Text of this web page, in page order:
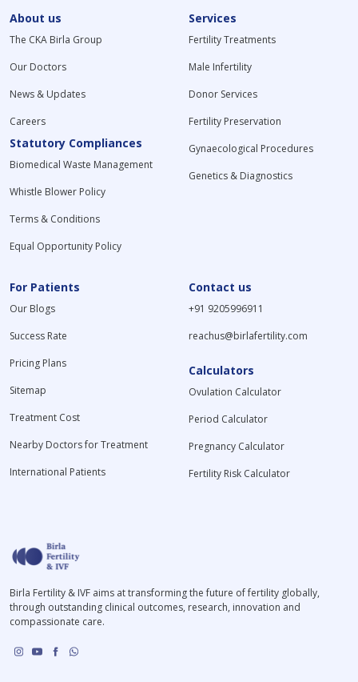
About us
The CKA Birla Group
Our Doctors
News & Updates
Careers
Statutory Compliances
Biomedical Waste Management
Whistle Blower Policy
Terms & Conditions
Equal Opportunity Policy
Services
Fertility Treatments
Male Infertility
Donor Services
Fertility Preservation
Gynaecological Procedures
Genetics & Diagnostics
For Patients
Our Blogs
Success Rate
Pricing Plans
Sitemap
Treatment Cost
Nearby Doctors for Treatment
International Patients
Contact us
+91 9205996911
reachus@birlafertility.com
Calculators
Ovulation Calculator
Period Calculator
Pregnancy Calculator
Fertility Risk Calculator
Birla Fertility & IVF aims at transforming the future of fertility globally,
through outstanding clinical outcomes, research, innovation and
compassionate care.